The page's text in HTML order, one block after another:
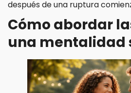
después de una ruptura
Cómo abordar
una mentalidad